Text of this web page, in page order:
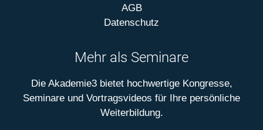
AGB
Datenschutz
Mehr als Seminare
Die Akademie3 bietet hochwertige Kongresse,
Seminare und Vortragsvideos für Ihre persönliche
Weiterbildung.